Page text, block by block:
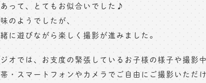
って、とてもお似合いでした♪
のようでしたが、
に遊びながら楽しく撮影が進みました。
オでは、お支度の緊張しているお子様の様子や撮影
・スマートフォンやカメラでご自由にご撮影いただ